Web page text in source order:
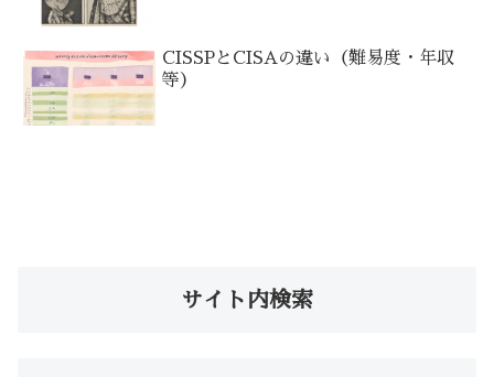
CISSPとCISAの違い（難易度・年収
等）
サイト内検索